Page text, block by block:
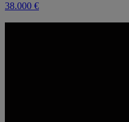
38.000 €